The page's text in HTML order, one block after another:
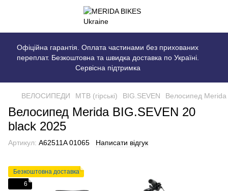
Офіційна гарантія. Оплата частинами без прихованих
переплат. Безкоштовна та швидка доставка по Україні.
Сервісна підтримка
ВЕЛОСИПЕДИ MTB (гірські) BIG.SEVEN Велосипед
Велосипед Merida BIG.SEVEN 20
black 2025
Артикул: A62511A 01065 Написати відгук
Безкоштовна доставка
6